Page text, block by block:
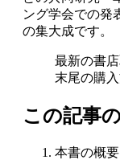
ング学会での発
の集大成です。
最新の書
末尾の購
この記事
本書の概